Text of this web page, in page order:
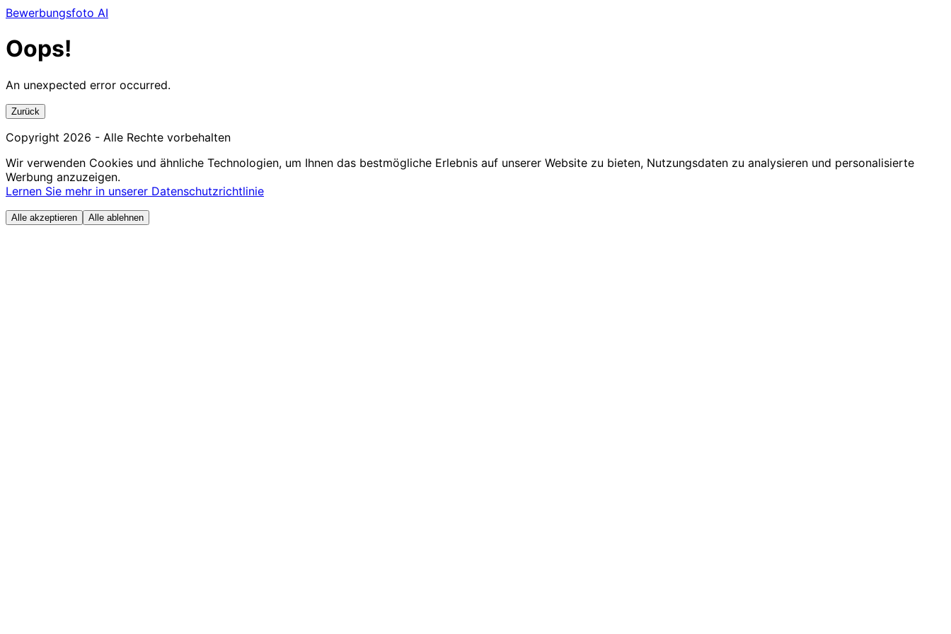
Bewerbungsfoto AI
Oops!
An unexpected error occurred.
Zurück
Copyright 2026 - Alle Rechte vorbehalten
Wir verwenden Cookies und ähnliche Technologien, um Ihnen das bestmögliche Erlebnis auf unserer Website zu bieten, Nutzungsdaten zu analysieren und personalisierte
Werbung anzuzeigen.
Lernen Sie mehr in unserer Datenschutzrichtlinie
Alle akzeptieren Alle ablehnen